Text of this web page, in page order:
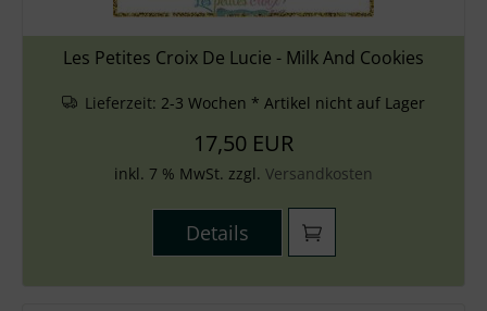
Les Petites Croix De Lucie - Milk And Cookies
Lieferzeit: 2-3 Wochen * Artikel nicht auf Lager
17,50 EUR
inkl. 7 % MwSt. zzgl. Versandkosten
Details